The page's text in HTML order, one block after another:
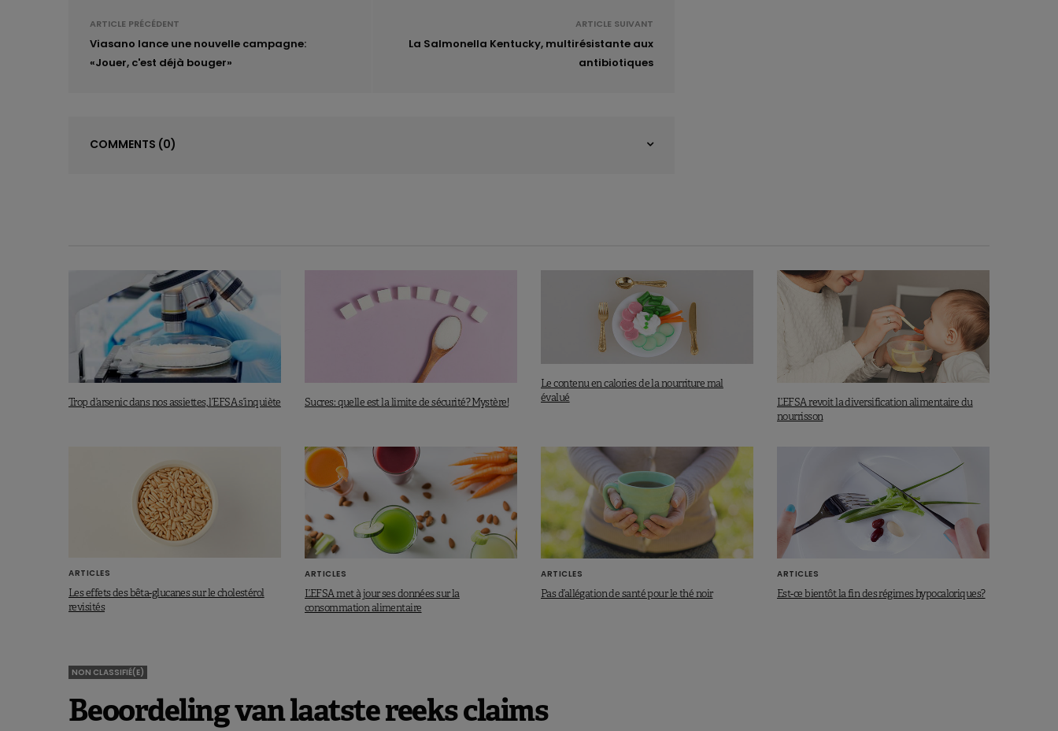
ARTICLE PRÉCÉDENT
Viasano lance une nouvelle campagne:
«Jouer, c'est déjà bouger»
ARTICLE SUIVANT
La Salmonella Kentucky, multirésistante aux
antibiotiques
COMMENTS (0)
Trop d’arsenic dans nos assiettes, l’EFSA s’inquiète Sucres: quelle est la limite de sécurité? Mystère!
Le contenu en calories de la nourriture mal
évalué
L’EFSA revoit la diversification alimentaire du
nourrisson
ARTICLES
Les effets des bêta-glucanes sur le cholestérol
revisités
ARTICLES
L’EFSA met à jour ses données sur la
consommation alimentaire
ARTICLES
Pas d’allégation de santé pour le thé noir
ARTICLES
Est-ce bientôt la fin des régimes hypocaloriques?
NON CLASSIFIÉ(E)
Beoordeling van laatste reeks claims